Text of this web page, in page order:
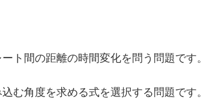
ト間の距離の時間変化を問う問題です。
む角度を求める式を選択する問題です。